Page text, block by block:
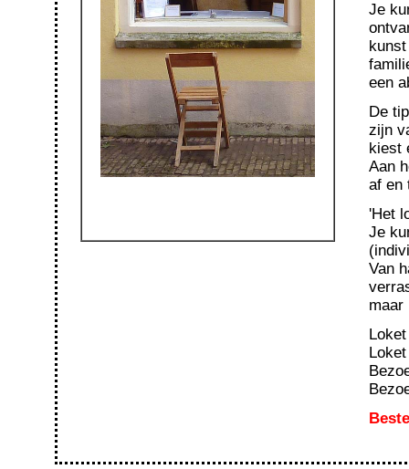
Je
een
De
zijn
kiest
Aan
af en
'Het
Je
Van
maar